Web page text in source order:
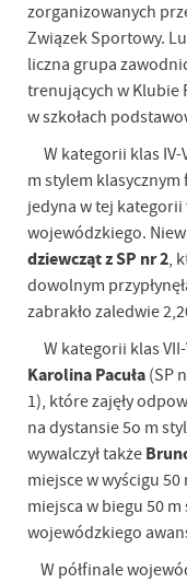
zorganizowanych
Związek Sportowy.
liczna grupa
trenujących w Klubie
w szkołach
W kategorii klas IV-
m stylem klasycznym
jedyna w tej kategorii
wojewódzkiego.
dziewcząt z SP nr 2,
dowolnym
zabrakło zaledwie
W kategorii klas VII-
Karolina Pacuła(SP
1), które zajęły
na dystansie 5o m
wywalczył także
miejsce w wyścigu
miejsca w biegu 50
wojewódzkiego
W półfinale